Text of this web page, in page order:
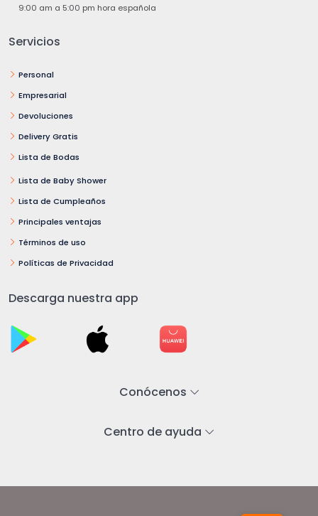
9:00 am a 5:00 pm hora española
Servicios
Personal
Empresarial
Devoluciones
Delivery Gratis
Lista de Bodas
Lista de Baby Shower
Lista de Cumpleaños
Principales ventajas
Términos de uso
Políticas de Privacidad
Descarga nuestra app
Conócenos
Centro de ayuda